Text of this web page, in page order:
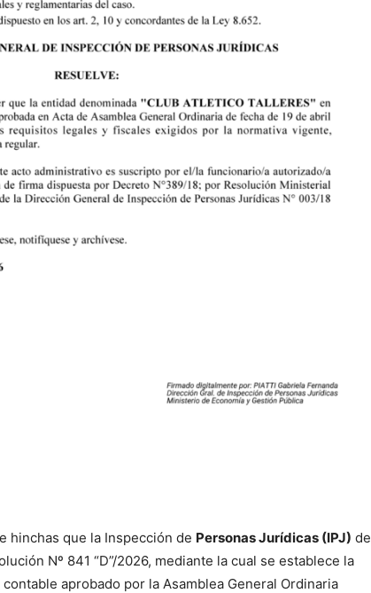
hinchas que la Inspección de Personas Jurídicas (IPJ) de
Nº 841 “D”/2026, mediante la cual se establece la
aprobado por la Asamblea General Ordinaria